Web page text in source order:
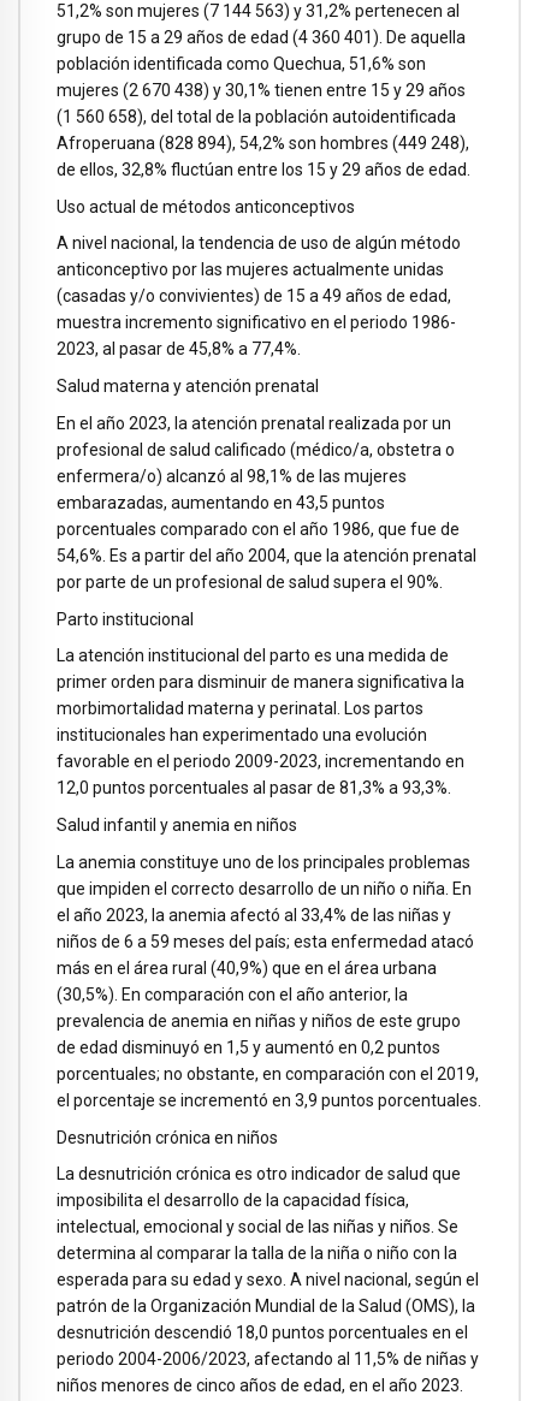
51,2% son mujeres (7 144 563) y 31,2% pertenecen al
grupo de 15 a 29 años de edad (4 360 401). De aquella
población identificada como Quechua, 51,6% son
mujeres (2 670 438) y 30,1% tienen entre 15 y 29 años
(1 560 658), del total de la población autoidentificada
Afroperuana (828 894), 54,2% son hombres (449 248),
de ellos, 32,8% fluctúan entre los 15 y 29 años de edad.
Uso actual de métodos anticonceptivos
A nivel nacional, la tendencia de uso de algún método
anticonceptivo por las mujeres actualmente unidas
(casadas y/o convivientes) de 15 a 49 años de edad,
muestra incremento significativo en el periodo 1986-
2023, al pasar de 45,8% a 77,4%.
Salud materna y atención prenatal
En el año 2023, la atención prenatal realizada por un
profesional de salud calificado (médico/a, obstetra o
enfermera/o) alcanzó al 98,1% de las mujeres
embarazadas, aumentando en 43,5 puntos
porcentuales comparado con el año 1986, que fue de
54,6%. Es a partir del año 2004, que la atención prenatal
por parte de un profesional de salud supera el 90%.
Parto institucional
La atención institucional del parto es una medida de
primer orden para disminuir de manera significativa la
morbimortalidad materna y perinatal. Los partos
institucionales han experimentado una evolución
favorable en el periodo 2009-2023, incrementando en
12,0 puntos porcentuales al pasar de 81,3% a 93,3%.
Salud infantil y anemia en niños
La anemia constituye uno de los principales problemas
que impiden el correcto desarrollo de un niño o niña. En
el año 2023, la anemia afectó al 33,4% de las niñas y
niños de 6 a 59 meses del país; esta enfermedad atacó
más en el área rural (40,9%) que en el área urbana
(30,5%). En comparación con el año anterior, la
prevalencia de anemia en niñas y niños de este grupo
de edad disminuyó en 1,5 y aumentó en 0,2 puntos
porcentuales; no obstante, en comparación con el 2019,
el porcentaje se incrementó en 3,9 puntos porcentuales.
Desnutrición crónica en niños
La desnutrición crónica es otro indicador de salud que
imposibilita el desarrollo de la capacidad física,
intelectual, emocional y social de las niñas y niños. Se
determina al comparar la talla de la niña o niño con la
esperada para su edad y sexo. A nivel nacional, según el
patrón de la Organización Mundial de la Salud (OMS), la
desnutrición descendió 18,0 puntos porcentuales en el
periodo 2004-2006/2023, afectando al 11,5% de niñas y
niños menores de cinco años de edad, en el año 2023.